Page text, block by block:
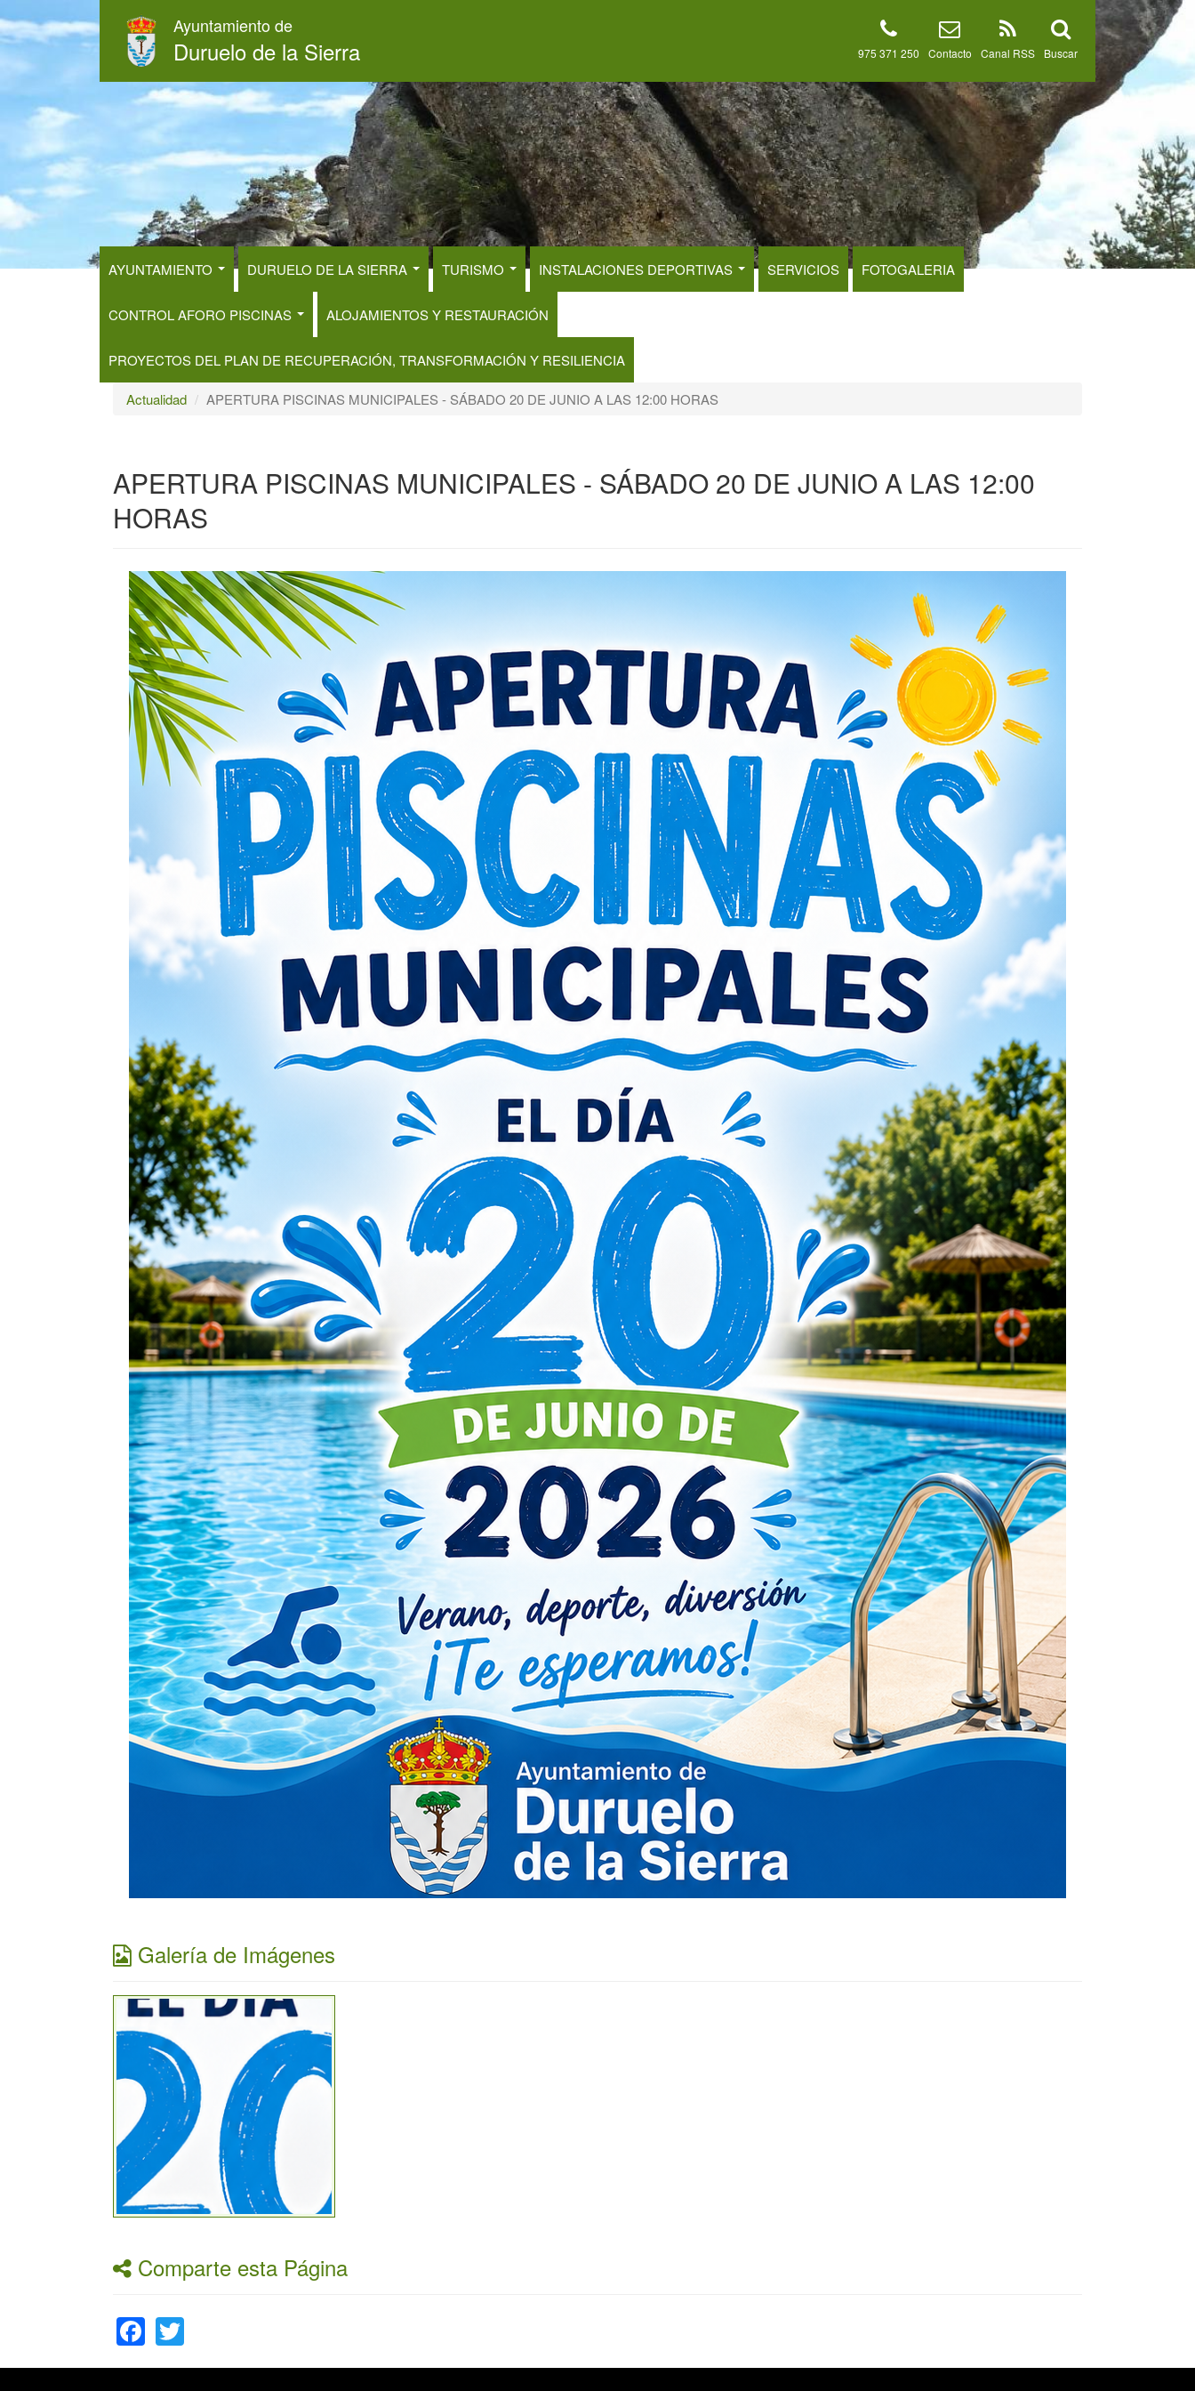
al
contenido
Ayuntamiento de
Duruelo de la Sierra Buscar
Canal RSS
Contacto
975 371 250
AYUNTAMIENTO DURUELO DE LA SIERRA TURISMO INSTALACIONES DEPORTIVAS SERVICIOS FOTOGALERIA
CONTROL AFORO PISCINAS ALOJAMIENTOS Y RESTAURACIÓN
PROYECTOS DEL PLAN DE RECUPERACIÓN, TRANSFORMACIÓN Y RESILIENCIA
Actualidad APERTURA PISCINAS MUNICIPALES - SÁBADO 20 DE JUNIO A LAS 12:00 HORAS
APERTURA PISCINAS MUNICIPALES - SÁBADO 20 DE JUNIO A LAS 12:00
HORAS
Galería de Imágenes
Comparte esta Página
Facebook